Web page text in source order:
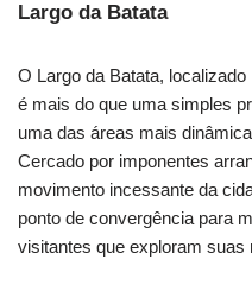
Largo da Batata
O Largo da Batata,
é mais do que uma simples
uma das áreas mais
Cercado por imponentes
movimento incessante da
ponto de convergência para
visitantes que exploram suas